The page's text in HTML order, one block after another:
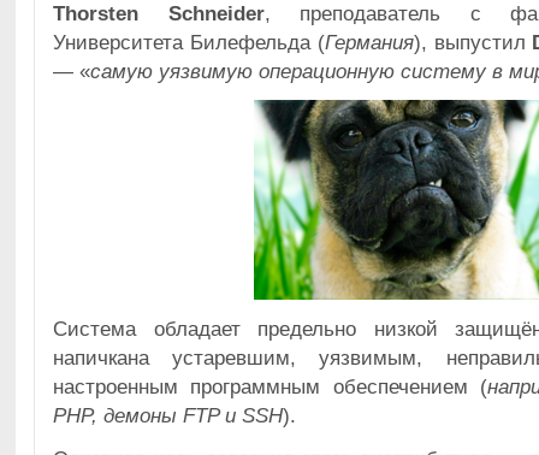
Thorsten Schneider, преподаватель с
Университета Билефельда (Германия), выпустил
— «самую уязвимую операционную систему в
Система обладает предельно низкой
напичкана устаревшим, уязвимым,
настроенным программным обеспечением (
PHP, демоны FTP и SSH).